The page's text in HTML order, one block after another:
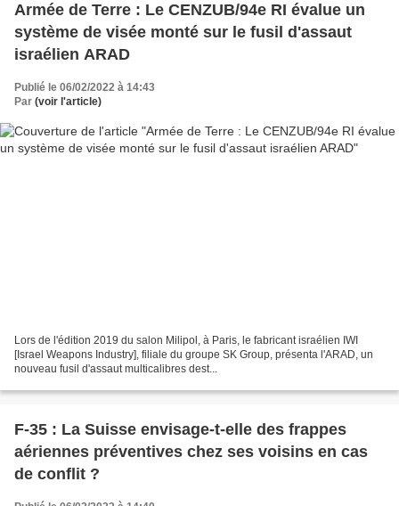
Armée de Terre : Le CENZUB/94e RI évalue un
système de visée monté sur le fusil d'assaut
israélien ARAD
Publié le 06/02/2022 à 14:43
Par (voir l'article)
Lors de l'édition 2019 du salon Milipol, à Paris, le fabricant israélien IWI
[Israel Weapons Industry], filiale du groupe SK Group, présenta l'ARAD, un
nouveau fusil d'assaut multicalibres dest...
F-35 : La Suisse envisage-t-elle des frappes
aériennes préventives chez ses voisins en cas
de conflit ?